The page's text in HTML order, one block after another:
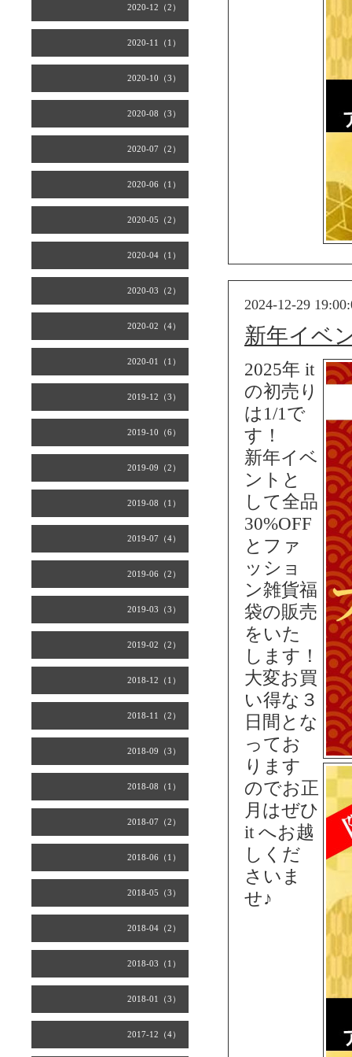
2020-12（2）
2020-11（1）
2020-10（3）
2020-08（3）
2020-07（2）
2020-06（1）
2020-05（2）
2020-04（1）
2020-03（2）
2020-02（4）
2020-01（1）
2019-12（3）
2019-10（6）
2019-09（2）
2019-08（1）
2019-07（4）
2019-06（2）
2019-03（3）
2019-02（2）
2018-12（1）
2018-11（2）
2018-09（3）
2018-08（1）
2018-07（2）
2018-06（1）
2018-05（3）
2018-04（2）
2018-03（1）
2018-01（3）
2017-12（4）
2024-12-29
新年イベ
2025年 it
の初売り
は1/1で
す！
新年イベ
ントと
して全品
30%OFF
とファ
ッショ
ン雑貨福
袋の販売
をいた
します！
大変お買
い得な３
日間とな
ってお
ります
のでお正
月はぜひ
it へお越
しくだ
さいま
せ♪